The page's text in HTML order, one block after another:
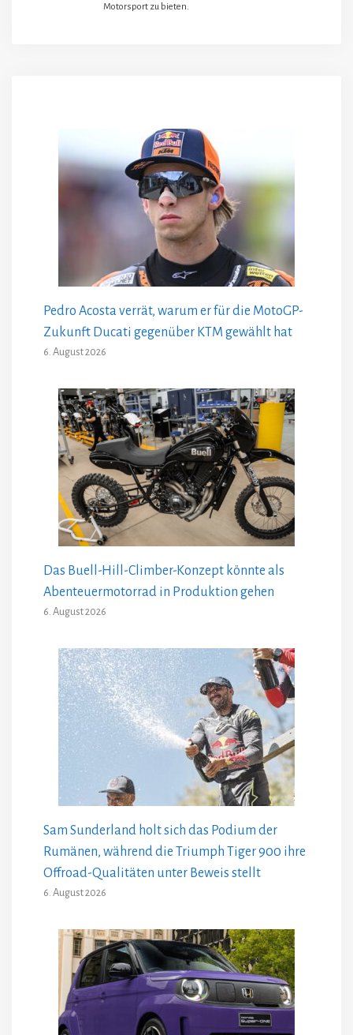
Motorsport zu bieten.
Pedro Acosta verrät, warum er für die MotoGP-
Zukunft Ducati gegenüber KTM gewählt hat
6. August 2026
Das Buell-Hill-Climber-Konzept könnte als
Abenteuermotorrad in Produktion gehen
6. August 2026
Sam Sunderland holt sich das Podium der
Rumänen, während die Triumph Tiger 900 ihre
Offroad-Qualitäten unter Beweis stellt
6. August 2026